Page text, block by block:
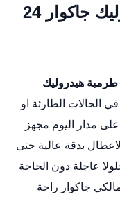
خدمة تركيب طرمبة هيدروليك جاكوار 24
هيدروليك
في الحالات الطارئة او
مدار اليوم مجهز
بدقة عالية حتى
عاجلة دون الحاجة
جاكوار راحة